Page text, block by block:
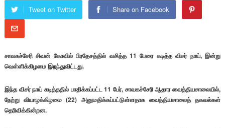
Tweet on Twitter Share on Facebook
சாவகச்சேரி சிவன் கோவில் பிரதேசத்தில் வசித்த 11 பேரை கடித்த விசர் நாய், இன்று
வெள்ளிக்கிழமை இறந்துவிட்டது.
இந்த விசர் நாய் கடித்ததில் பாதிக்கப்பட்ட 11 பேர், சாவகச்சேரி ஆதார வைத்தியசாலையில்,
நேற்று வியாழக்கிழமை (22) அனுமதிக்கப்பட்டுள்ளதாக வைத்தியசாலைத் தகவல்கள்
தெரிவிக்கின்றன.